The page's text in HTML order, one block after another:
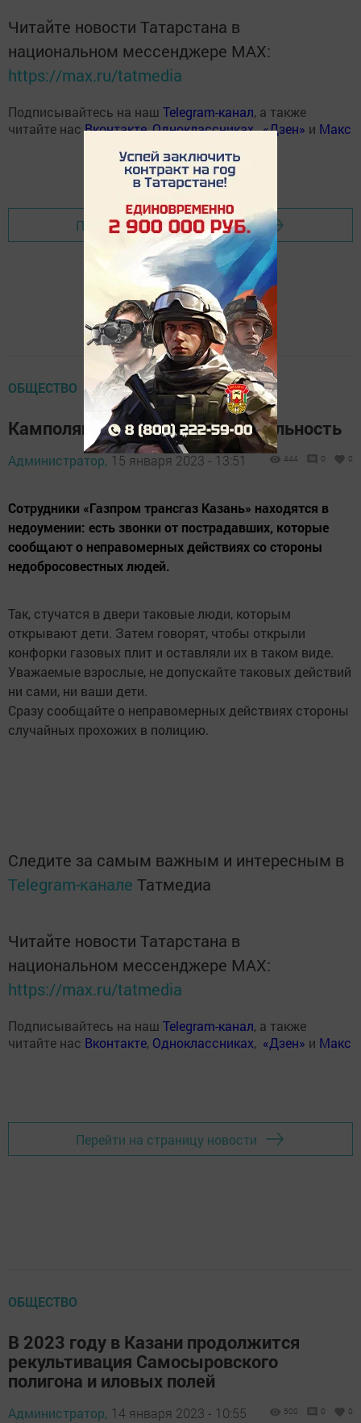
Читайте новости Татарстана в
национальном мессенджере MАХ:
https://max.ru/tatmedia
Подписывайтесь на наш Telegram-канал, а также
читайте насВконтакте,Одноклассниках,«Дзен» и Макс
Перейти на страницу новости
ОБЩЕСТВО
Камполянцы, сохраняйте бдительность
Администратор, 15 января 2023 - 13:51 444 0 0
Сотрудники «Газпром трансгаз Казань» находятся в
недоумении: есть звонки от пострадавших, которые
сообщают о неправомерных действиях со стороны
недобросовестных людей.
Так, стучатся в двери таковые люди, которым
открывают дети. Затем говорят, чтобы открыли
конфорки газовых плит и оставляли их в таком виде.
Уважаемые взрослые, не допускайте таковых действий
ни сами, ни ваши дети.
Сразу сообщайте о неправомерных действиях стороны
случайных прохожих в полицию.
Следите за самым важным и интересным в
Telegram-канале Татмедиа
Читайте новости Татарстана в
национальном мессенджере MАХ:
https://max.ru/tatmedia
Подписывайтесь на наш Telegram-канал, а также
читайте нас Вконтакте, Одноклассниках, «Дзен» и Макс
Перейти на страницу новости
ОБЩЕСТВО
В 2023 году в Казани продолжится
рекультивация Самосыровского
полигона и иловых полей
Администратор, 14 января 2023 - 10:55 500 0 0